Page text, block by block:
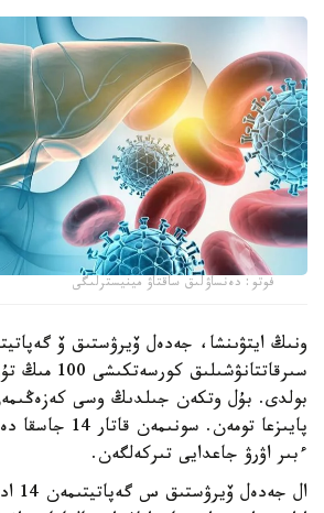
فوتو: دەنساۋلىق ساقتاۋ مينيسترلىگى
ونىڭ ايتۋىنشا، جەدەل ۆيرۋستىق ۆ
پايىزعا تومەن.
ءبىر اۋرۋ جاعدايى تىركەلگەن.
ال